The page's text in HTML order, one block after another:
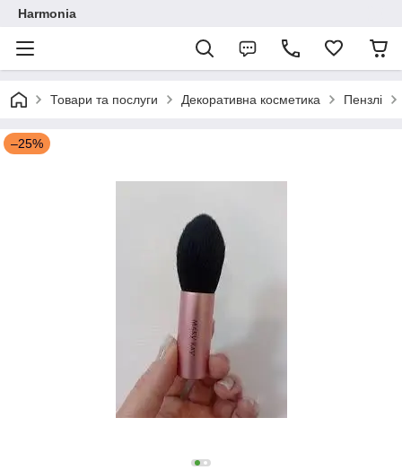
Harmonia
Товари та послуги Декоративна косметика Пензлі
–25%